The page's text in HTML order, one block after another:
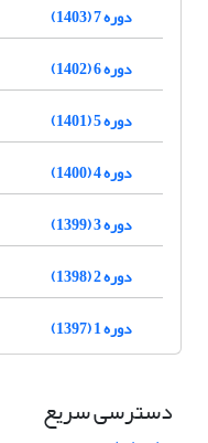
دوره 7 (1403)
دوره 6 (1402)
دوره 5 (1401)
دوره 4 (1400)
دوره 3 (1399)
دوره 2 (1398)
دوره 1 (1397)
دسترسی سریع